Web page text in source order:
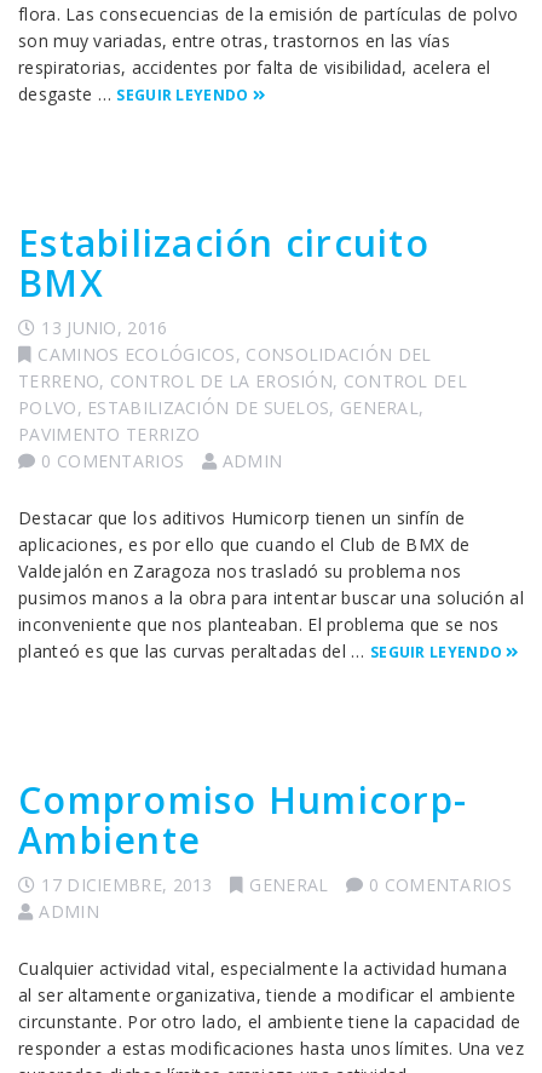
flora. Las consecuencias de la emisión de partículas de polvo
son muy variadas, entre otras, trastornos en las vías
respiratorias, accidentes por falta de visibilidad, acelera el
desgaste … SEGUIR LEYENDO
Estabilización circuito
BMX
13 JUNIO, 2016
CAMINOS ECOLÓGICOS, CONSOLIDACIÓN DEL
TERRENO, CONTROL DE LA EROSIÓN, CONTROL DEL
POLVO, ESTABILIZACIÓN DE SUELOS, GENERAL,
PAVIMENTO TERRIZO
0 COMENTARIOS
ADMIN
Destacar que los aditivos Humicorp tienen un sinfín de
aplicaciones, es por ello que cuando el Club de BMX de
Valdejalón en Zaragoza nos trasladó su problema nos
pusimos manos a la obra para intentar buscar una solución al
inconveniente que nos planteaban. El problema que se nos
planteó es que las curvas peraltadas del … SEGUIR LEYENDO
Compromiso Humicorp-
Ambiente
17 DICIEMBRE, 2013 GENERAL
0 COMENTARIOS
ADMIN
Cualquier actividad vital, especialmente la actividad humana
al ser altamente organizativa, tiende a modificar el ambiente
circunstante. Por otro lado, el ambiente tiene la capacidad de
responder a estas modificaciones hasta unos límites. Una vez